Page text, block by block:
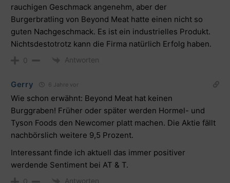
rauchigen Geschmack angenehm, aber der
Burgerbratling von Beyond Meat hatte einen nicht so
guten Nachgeschmack. Es ist ein industrielles Produkt.
Nichtsdestotrotz kann die Firma natürlich Erfolg haben.
0 Antworten
Gerry 6 Jahre vor
Wie schon erwähnt: Beyond Meat hat keinen
Burggraben! Früher oder später werden Hormel- und
Tyson Foods den Newcomer platt machen. Die Aktie fällt
nachbörslich weitere 9,5 Prozent.
Interessant finde ich aktuell das immer positiver
werdende Sentiment bei AT & T.
0 Antworten